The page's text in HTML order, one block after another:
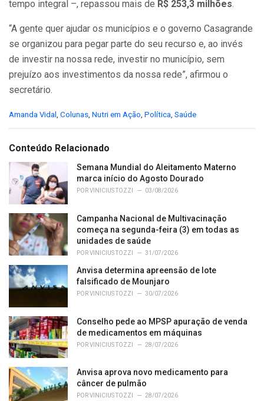
tempo integral –, repassou mais de R$ 253,3 milhões.
“A gente quer ajudar os municípios e o governo Casagrande
se organizou para pegar parte do seu recurso e, ao invés
de investir na nossa rede, investir no município, sem
prejuízo aos investimentos da nossa rede”, afirmou o
secretário.
C
e
o
i
Amanda Vidal , Colunas, Nutri em Ação, Política, Saúde
Conteúdo Relacionado
Semana Mundial do Aleitamento Materno
marca início do Agosto Dourado
PORVINICIUS TOZZI 03/08/2026
Campanha Nacional de Multivacinação
começa na segunda-feira (3) em todas as
unidades de saúde
PORVINICIUS TOZZI 31/07/2026
Anvisa determina apreensão de lote
falsificado de Mounjaro
PORVINICIUS TOZZI 30/07/2026
Conselho pede ao MPSP apuração de venda
de medicamentos em máquinas
PORVINICIUS TOZZI 28/07/2026
Anvisa aprova novo medicamento para
câncer de pulmão
PORVINICIUS TOZZI 28/07/2026